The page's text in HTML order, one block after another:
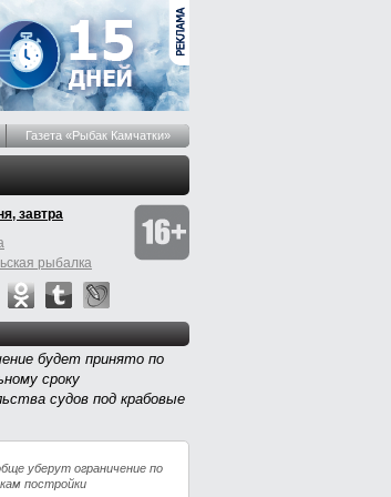
Газета «Рыбак Камчатки»
завтра
рыбалка
будет принято по
сроку
судов под крабовые
уберут ограничение по
постройки